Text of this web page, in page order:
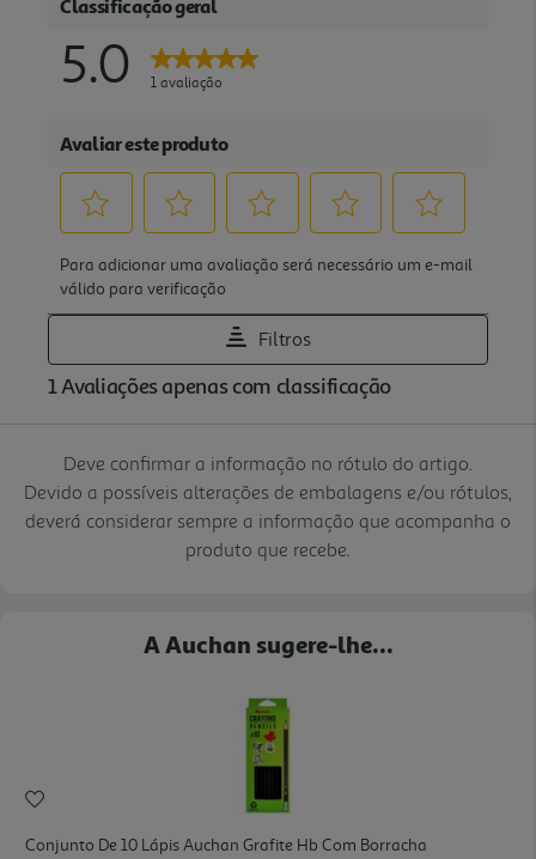
Deve confirmar a informação no rótulo do artigo.
Devido a possíveis alterações de embalagens e/ou rótulos,
deverá considerar sempre a informação que acompanha o
produto que recebe.
A Auchan sugere-lhe...
Conjunto De 10 Lápis Auchan Grafite Hb Com Borracha